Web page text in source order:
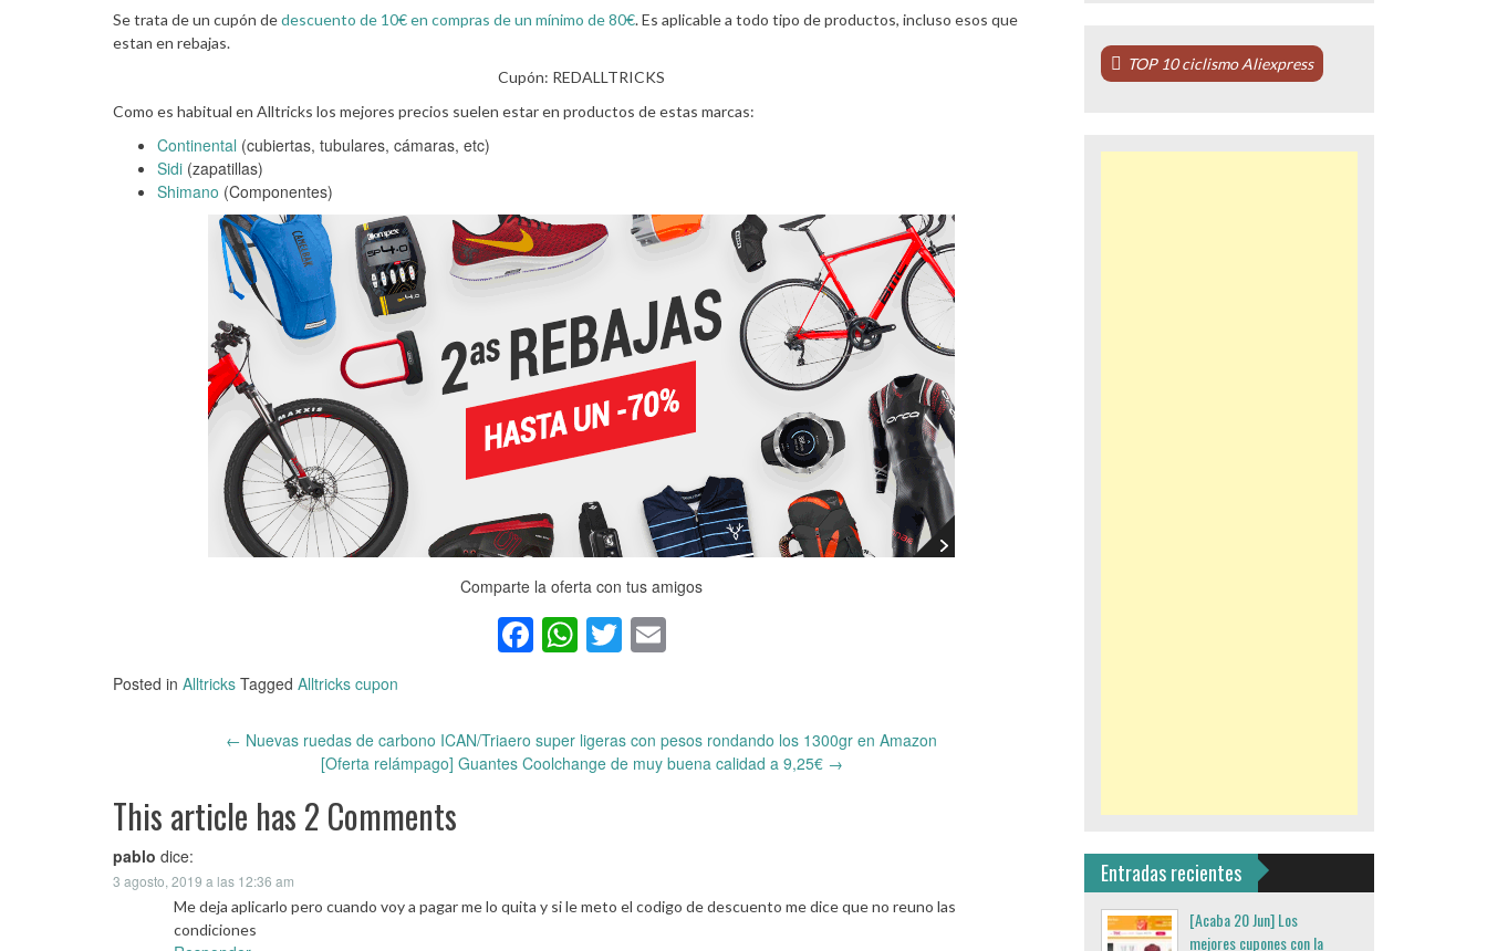
Se trata de un cupón dedescuento de 10€ en compras de un mínimo de 80€. Es aplicable a todo tipo de productos, incluso esos que
estan en rebajas.
Cupón: REDALLTRICKS
Como es habitual en Alltricks los mejores precios suelen estar en productos de estas marcas:
Continental (cubiertas, tubulares, cámaras, etc)
Sidi (zapatillas)
Shimano (Componentes)
Comparte la oferta con tus amigos
Facebook
WhatsApp
Twitter
Email
Posted in Alltricks Tagged Alltricks cupon
navigation
← Nuevas ruedas de carbono ICAN/Triaero super ligeras con pesos rondando los 1300gr en Amazon
[Oferta relámpago] Guantes Coolchange de muy buena calidad a 9,25€ →
This article has 2 Comments
pablo dice:
3 agosto, 2019 a las 12:36 am
Me deja aplicarlo pero cuando voy a pagar me lo quita y si le meto el codigo de descuento me dice que no reuno las
condiciones
TOP 10 ciclismo Aliexpress
Entradas recientes
[Acaba 20 Jun] Los
mejores cupones con la